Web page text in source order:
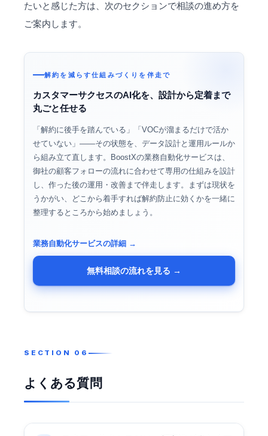
たいと感じた方は、次のセクションで相談の進め方を
ご案内します。
解約を減らす仕組みづくりを伴走で
カスタマーサクセスのAI化を、設計から定着まで
丸ごと任せる
「解約に後手を踏んでいる」「VOCが溜まるだけで活か
せていない」——その状態を、データ設計と運用ルールか
ら組み立て直します。BoostXの業務自動化サービスは、
御社の顧客フォローの流れに合わせて専用の仕組みを設計
し、作った後の運用・改善まで伴走します。まずは現状を
うかがい、どこから着手すれば解約防止に効くかを一緒に
整理するところから始めましょう。
業務自動化サービスの詳細 →
無料相談の流れを見る →
よくある質問